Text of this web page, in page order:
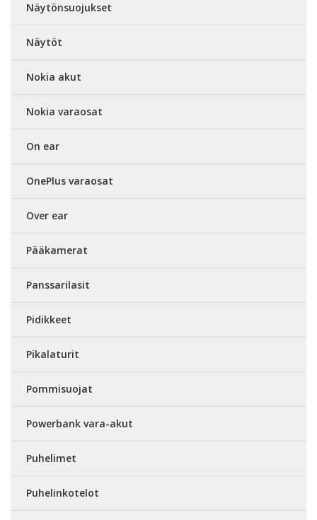
Näytönsuojukset
Näytöt
Nokia akut
Nokia varaosat
On ear
OnePlus varaosat
Over ear
Pääkamerat
Panssarilasit
Pidikkeet
Pikalaturit
Pommisuojat
Powerbank vara-akut
Puhelimet
Puhelinkotelot